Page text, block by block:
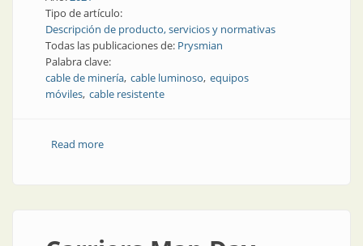
Tipo de artículo:
Descripción de producto, servicios y normativas
Todas las publicaciones de: Prysmian
Palabra clave:
cable de minería cable luminoso equipos
móviles cable resistente
Read moreabout Cable auto-iluminado para la industria minera